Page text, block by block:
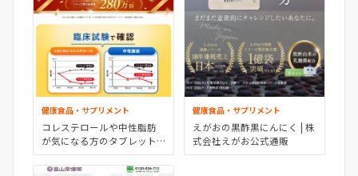
健康食品・サプリメント
コレステロールや中性脂肪
が気になる方のタブレット
大正製薬ダイレクトオンラ
インショップ
健康食品・サプリメント
えがおの黒酢黒にんにく | 株
式会社えがお公式通販